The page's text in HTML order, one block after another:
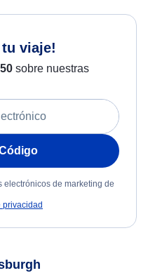
tu viaje!
50sobre nuestras
electrónicos de marketing de
privacidad